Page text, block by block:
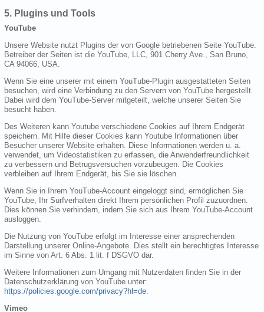
5. Plugins und Tools
YouTube
Unsere Website nutzt Plugins der von Google betriebenen Seite YouTube.
Betreiber der Seiten ist die YouTube, LLC, 901 Cherry Ave., San Bruno,
CA 94066, USA.
Wenn Sie eine unserer mit einem YouTube-Plugin ausgestatteten Seiten
besuchen, wird eine Verbindung zu den Servern von YouTube hergestellt.
Dabei wird dem YouTube-Server mitgeteilt, welche unserer Seiten Sie
besucht haben.
Des Weiteren kann Youtube verschiedene Cookies auf Ihrem Endgerät
speichern. Mit Hilfe dieser Cookies kann Youtube Informationen über
Besucher unserer Website erhalten. Diese Informationen werden u. a.
verwendet, um Videostatistiken zu erfassen, die Anwenderfreundlichkeit
zu verbessern und Betrugsversuchen vorzubeugen. Die Cookies
verbleiben auf Ihrem Endgerät, bis Sie sie löschen.
Wenn Sie in Ihrem YouTube-Account eingeloggt sind, ermöglichen Sie
YouTube, Ihr Surfverhalten direkt Ihrem persönlichen Profil zuzuordnen.
Dies können Sie verhindern, indem Sie sich aus Ihrem YouTube-Account
ausloggen.
Die Nutzung von YouTube erfolgt im Interesse einer ansprechenden
Darstellung unserer Online-Angebote. Dies stellt ein berechtigtes Interesse
im Sinne von Art. 6 Abs. 1 lit. f DSGVO dar.
Weitere Informationen zum Umgang mit Nutzerdaten finden Sie in der
Datenschutzerklärung von YouTube unter:
https://policies.google.com/privacy?hl=de
Vimeo